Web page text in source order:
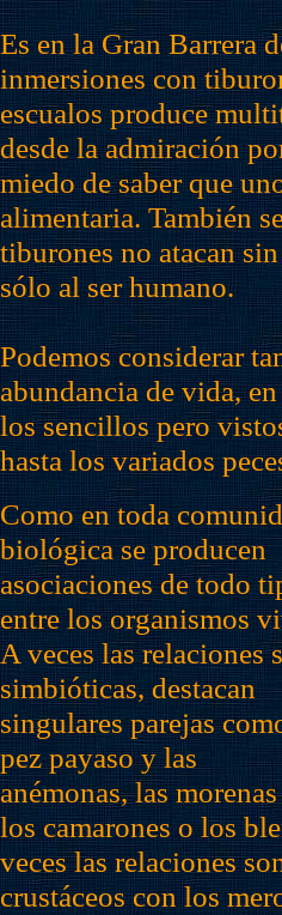
Es en la Gran Barrera
inmersiones con
escualos produce
desde la admiración
miedo de saber que
alimentaria. También
tiburones no atacan
sólo al ser humano.
Podemos considerar
abundancia de vida,
los sencillos pero
hasta los variados
Como en toda
biológica se producen
asociaciones de todo
entre los organismos
A veces las relaciones
simbióticas, destacan
singulares parejas
pez payaso y las
anémonas, las
los camarones o los
veces las relaciones
crustáceos con los